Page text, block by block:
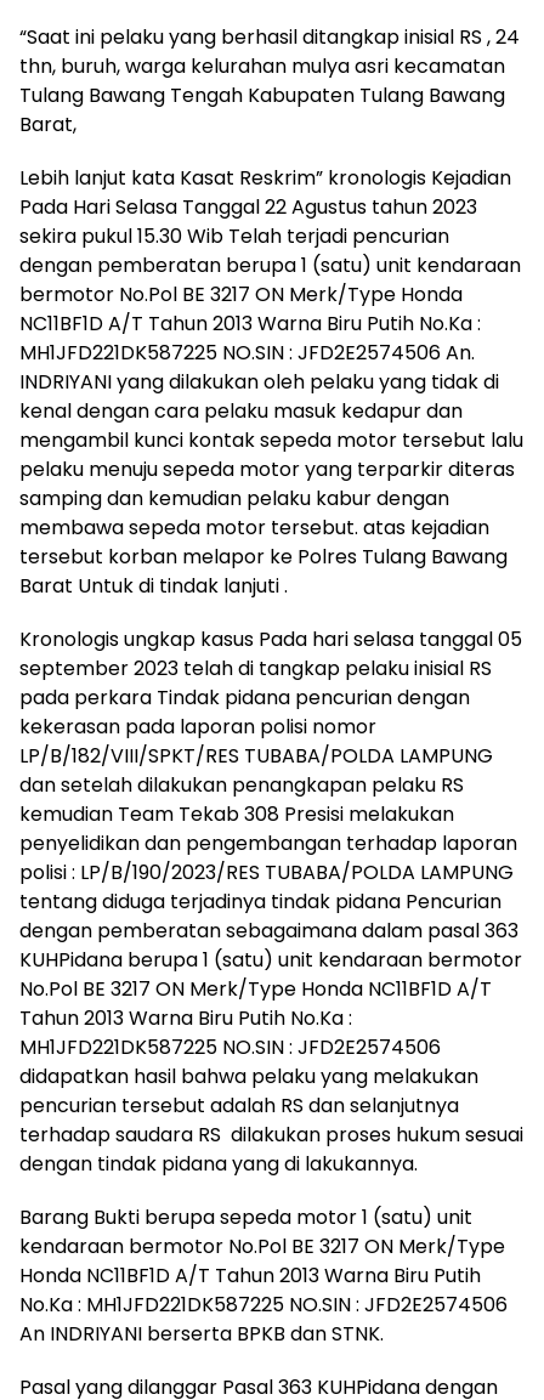
“Saat ini pelaku yang berhasil ditangkap inisial RS , 24
thn, buruh, warga kelurahan mulya asri kecamatan
Tulang Bawang Tengah Kabupaten Tulang Bawang
Barat,
Lebih lanjut kata Kasat Reskrim” kronologis Kejadian
Pada Hari Selasa Tanggal 22 Agustus tahun 2023
sekira pukul 15.30 Wib Telah terjadi pencurian
dengan pemberatan berupa 1 (satu) unit kendaraan
bermotor No.Pol BE 3217 ON Merk/Type Honda
NC11BF1D A/T Tahun 2013 Warna Biru Putih No.Ka :
MH1JFD221DK587225 NO.SIN : JFD2E2574506 An.
INDRIYANI yang dilakukan oleh pelaku yang tidak di
kenal dengan cara pelaku masuk kedapur dan
mengambil kunci kontak sepeda motor tersebut lalu
pelaku menuju sepeda motor yang terparkir diteras
samping dan kemudian pelaku kabur dengan
membawa sepeda motor tersebut. atas kejadian
tersebut korban melapor ke Polres Tulang Bawang
Barat Untuk di tindak lanjuti .
Kronologis ungkap kasus Pada hari selasa tanggal 05
september 2023 telah di tangkap pelaku inisial RS
pada perkara Tindak pidana pencurian dengan
kekerasan pada laporan polisi nomor
LP/B/182/VIII/SPKT/RES TUBABA/POLDA LAMPUNG
dan setelah dilakukan penangkapan pelaku RS
kemudian Team Tekab 308 Presisi melakukan
penyelidikan dan pengembangan terhadap laporan
polisi : LP/B/190/2023/RES TUBABA/POLDA LAMPUNG
tentang diduga terjadinya tindak pidana Pencurian
dengan pemberatan sebagaimana dalam pasal 363
KUHPidana berupa 1 (satu) unit kendaraan bermotor
No.Pol BE 3217 ON Merk/Type Honda NC11BF1D A/T
Tahun 2013 Warna Biru Putih No.Ka :
MH1JFD221DK587225 NO.SIN : JFD2E2574506
didapatkan hasil bahwa pelaku yang melakukan
pencurian tersebut adalah RS dan selanjutnya
terhadap saudara RS dilakukan proses hukum sesuai
dengan tindak pidana yang di lakukannya.
Barang Bukti berupa sepeda motor 1 (satu) unit
kendaraan bermotor No.Pol BE 3217 ON Merk/Type
Honda NC11BF1D A/T Tahun 2013 Warna Biru Putih
No.Ka : MH1JFD221DK587225 NO.SIN : JFD2E2574506
An INDRIYANI berserta BPKB dan STNK.
Pasal yang dilanggar Pasal 363 KUHPidana dengan